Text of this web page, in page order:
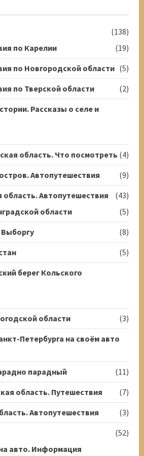
(138)
по Карелии
(19)
по Новгородской области (5)
по Тверской области
(2)
Рассказы о селе и
область. Что посмотреть (4)
Автопутешествия
(9)
область. Автопутешествия
(43)
области
(5)
Выборгу
(8)
(5)
берег Кольского
области
(3)
Петербурга на своём авто
парадный
(11)
область. Путешествия
(7)
Автопутешествия
(3)
(52)
авто. Информация